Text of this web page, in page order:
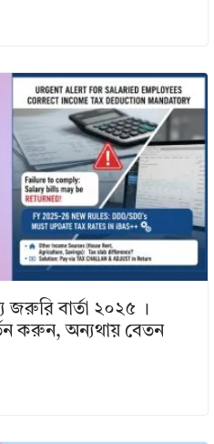
জরুরি বার্তা ২০২৫ ।
করুন, অন্যথায় বেতন